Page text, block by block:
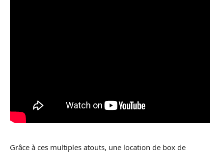
Grâce à ces multiples atouts, une location de box de